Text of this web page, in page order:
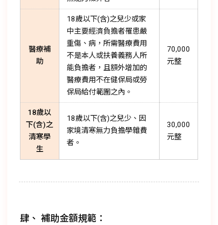
醫療補
助
18歲以下(含)之兒少或家
中主要經濟負擔者罹患嚴
重傷、病，所需醫療費用
不是本人或扶養義務人所
能負擔者，且額外增加的
醫療費用不在健保局或勞
保局給付範圍之內。
70,000
元整
18歲以
下(含)之
清寒學
生
18歲以下(含)之兒少、因
家境清寒無力負擔學雜費
者。
30,000
元整
肆、 補助金額規範：